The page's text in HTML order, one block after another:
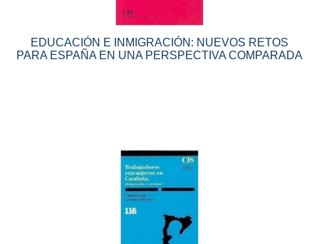
EDUCACIÓN E INMIGRACIÓN: NUEVOS RETOS
PARA ESPAÑA EN UNA PERSPECTIVA COMPARADA